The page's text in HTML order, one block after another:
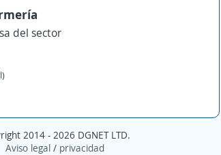
del sector
2014 - 2026 DGNET LTD.
Aviso legal/ privacidad